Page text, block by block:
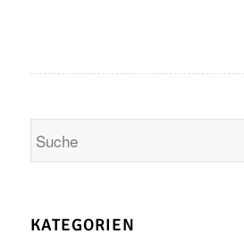
KATEGORIEN